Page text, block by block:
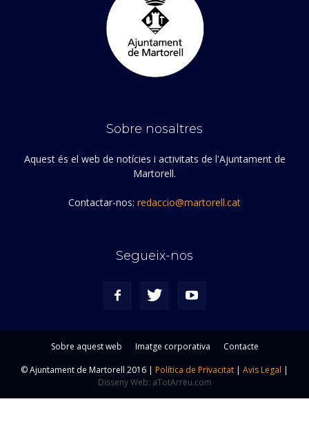
Sobre nosaltres
Aquest és el web de notícies i activitats de l'Ajuntament de
Martorell.
Contactar-nos: redaccio@martorell.cat
Segueix-nos
Sobre aquest web Imatge corporativa
Contacte
© Ajuntament de Martorell 2016 | Política de Privacitat | Avis Legal |
Disseny Web: aTotArreu.com